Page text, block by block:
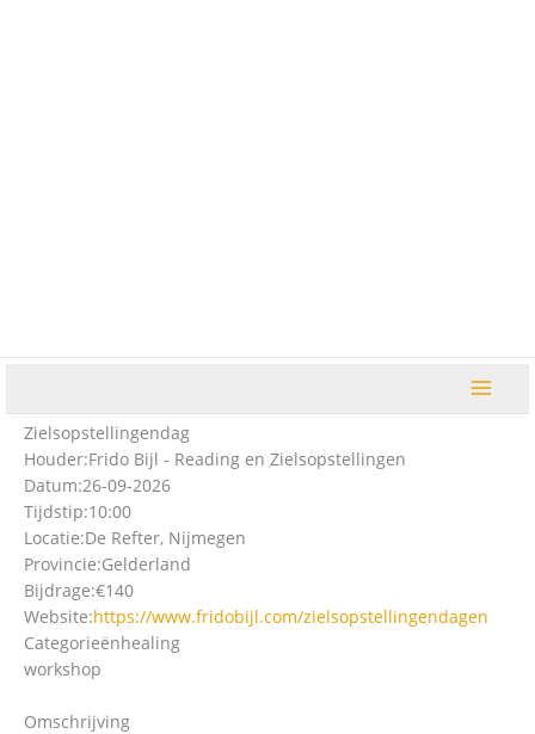
Zielsopstellingendag
Houder:Frido Bijl - Reading en Zielsopstellingen
Datum:26-09-2026
Tijdstip:10:00
Locatie:De Refter, Nijmegen
Provincie:Gelderland
Bijdrage:€140
Website:https://www.fridobijl.com/zielsopstellingendagen
Categorieënhealing
workshop
Omschrijving